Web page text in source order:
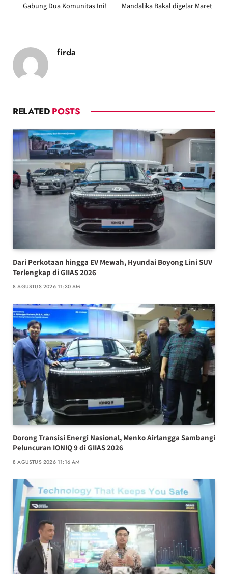
Gabung Dua Komunitas Ini!
Mandalika Bakal digelar Maret
firda
RELATED POSTS
Dari Perkotaan hingga EV Mewah, Hyundai Boyong Lini SUV
Terlengkap di GIIAS 2026
8 AGUSTUS 2026 11:30 AM
Dorong Transisi Energi Nasional, Menko Airlangga Sambangi
Peluncuran IONIQ 9 di GIIAS 2026
8 AGUSTUS 2026 11:16 AM